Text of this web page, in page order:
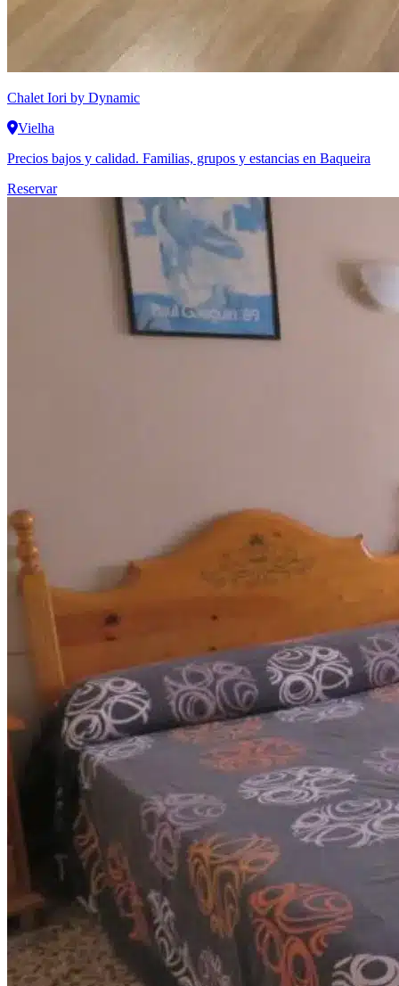
Chalet Iori by Dynamic
Vielha
Precios bajos y calidad. Familias, grupos y estancias en Baqueira
Reservar